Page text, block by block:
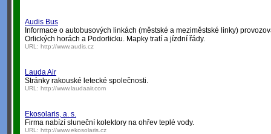
Audis Bus
Informace o autobusových linkách (městské a meziměstské linky)
Orlických horách a Podorlicku. Mapky tratí a jízdní řády.
URL: http://www.audis.cz
Lauda Air
Stránky rakouské letecké společnosti.
URL: http://www.laudaair.com
Ekosolaris, a. s.
Firma nabízí sluneční kolektory na ohřev teplé vody.
URL: http://www.ekosolaris.cz